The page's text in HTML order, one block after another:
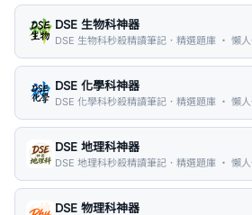
DSE 生物科神器
DSE 生物科秒殺精讀筆記．精選題庫 ・ 懶
DSE 化學科神器
DSE 化學科秒殺精讀筆記．精選題庫 ・ 懶
DSE 地理科神器
DSE 地理科秒殺精讀筆記．精選題庫 ・ 懶
DSE 物理科神器